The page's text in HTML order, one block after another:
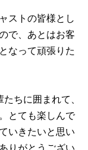
ストの皆様とし
で、あとはお客
なって頑張りた
ちに囲まれて、
とても楽しんで
いきたいと思い